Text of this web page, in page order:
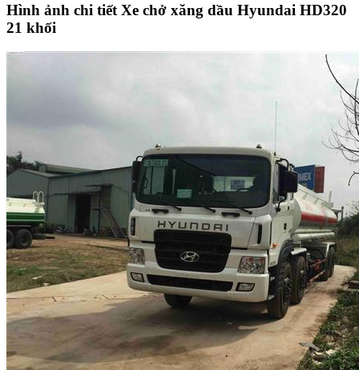
Hình ảnh chi tiết Xe chở xăng dầu Hyundai HD320
21 khối